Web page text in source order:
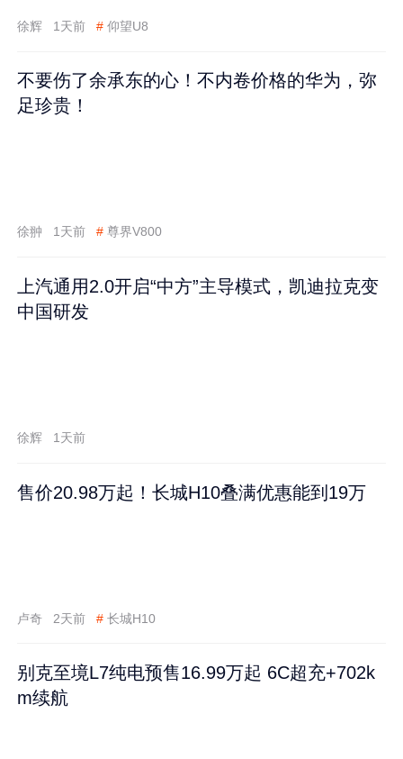
徐辉 1天前 # 仰望U8
不要伤了余承东的心！不内卷价格的华为，弥
足珍贵！
徐翀 1天前 # 尊界V800
上汽通用2.0开启“中方”主导模式，凯迪拉克变
中国研发
徐辉 1天前
售价20.98万起！长城H10叠满优惠能到19万
卢奇 2天前 # 长城H10
别克至境L7纯电预售16.99万起 6C超充+702k
m续航